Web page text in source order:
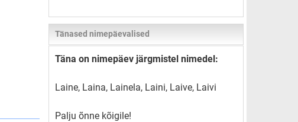
Tänased nimepäevalised
Täna on nimepäev järgmistel nimedel:
Laine, Laina, Lainela, Laini, Laive, Laivi
Palju õnne kõigile!